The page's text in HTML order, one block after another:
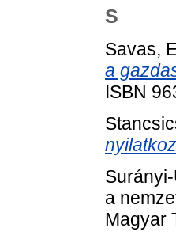
S
Savas,
a
ISBN
a
Magyar